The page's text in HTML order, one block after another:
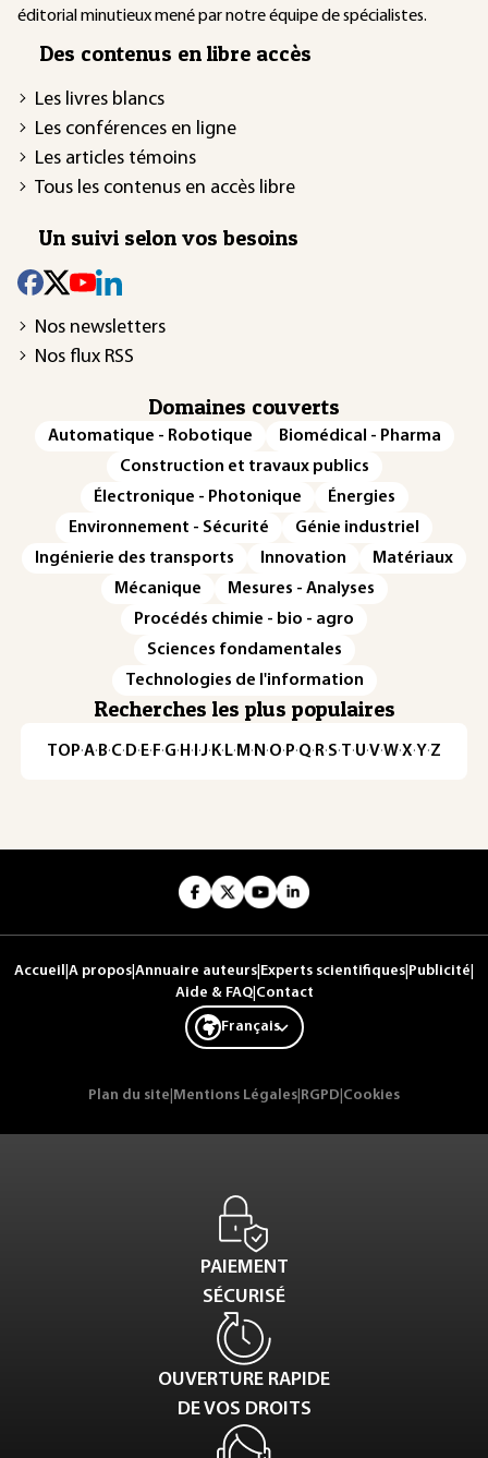
éditorial minutieux mené par notre équipe de spécialistes.
Des contenus en libre accès
Les livres blancs
Les conférences en ligne
Les articles témoins
Tous les contenus en accès libre
Un suivi selon vos besoins
Nos newsletters
Nos flux RSS
Domaines couverts
Automatique - Robotique
Biomédical - Pharma
Construction et travaux publics
Électronique - Photonique
Énergies
Environnement - Sécurité
Génie industriel
Ingénierie des transports
Innovation
Matériaux
Mécanique
Mesures - Analyses
Procédés chimie - bio - agro
Sciences fondamentales
Technologies de l'information
Recherches les plus populaires
TOP·A·B·C· D· E· F·G· H · ·J· K· L· M · N ·O· P·Q· R·S·T·U·V·W·X·Y·Z
Accueil A propos Annuaire auteurs Experts scientifiques Publicité
Aide & FAQ| Contact
Français
Plan du site Mentions Légales RGPD Cookies
PAIEMENT
SÉCURISÉ
OUVERTURE RAPIDE
DE VOS DROITS